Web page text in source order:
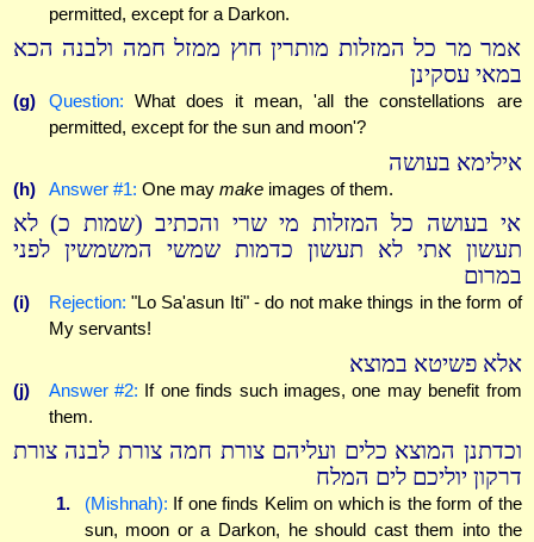
permitted, except for a Darkon.
אמר מר כל המזלות מותרין חוץ ממזל חמה ולבנה הכא
במאי עסקינן
(g) Question: What does it mean, 'all the constellations are
permitted, except for the sun and moon'?
אילימא בעושה
(h) Answer #1: One may makeimages of them.
אי בעושה כל המזלות מי שרי והכתיב (שמות כ) לא
תעשון אתי לא תעשון כדמות שמשי המשמשין לפני
במרום
(i) Rejection: "Lo Sa'asun Iti" - do not make things in the form of
My servants!
אלא פשיטא במוצא
(j) Answer #2: If one finds such images, one may benefit from
them.
וכדתנן המוצא כלים ועליהם צורת חמה צורת לבנה צורת
דרקון יוליכם לים המלח
1. (Mishnah): If one finds Kelim on which is the form of the
sun, moon or a Darkon, he should cast them into the